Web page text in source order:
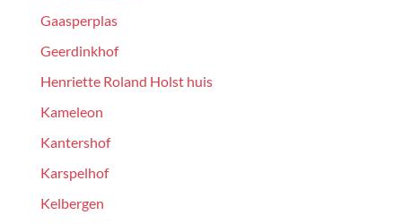
Gaasperplas
Geerdinkhof
Henriette Roland Holst huis
Kameleon
Kantershof
Karspelhof
Kelbergen